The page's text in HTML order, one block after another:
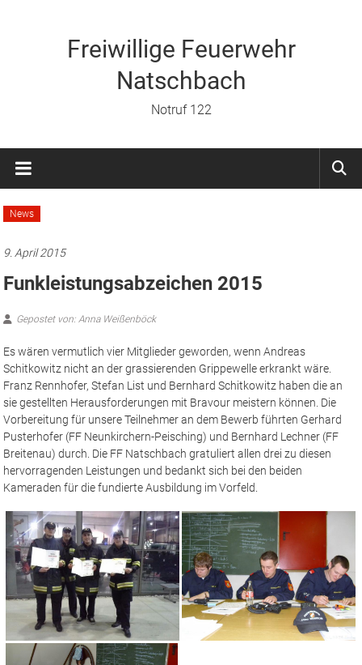
Freiwillige Feuerwehr
Natschbach
Notruf 122
News
9. April 2015
Funkleistungsabzeichen 2015
Gepostet von: Anna Weißenböck
Es wären vermutlich vier Mitglieder geworden, wenn Andreas
Schitkowitz nicht an der grassierenden Grippewelle erkrankt wäre.
Franz Rennhofer, Stefan List und Bernhard Schitkowitz haben die an
sie gestellten Herausforderungen mit Bravour meistern können. Die
Vorbereitung für unsere Teilnehmer an dem Bewerb führten Gerhard
Pusterhofer (FF Neunkirchern-Peisching) und Bernhard Lechner (FF
Breitenau) durch. Die FF Natschbach gratuliert allen drei zu diesen
hervorragenden Leistungen und bedankt sich bei den beiden
Kameraden für die fundierte Ausbildung im Vorfeld.